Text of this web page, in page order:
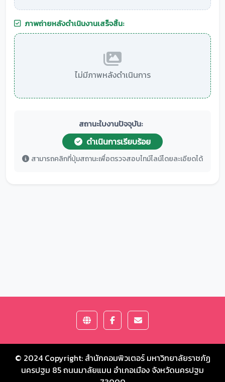
ภาพถ่ายหลังดำเนินงานเสร็จสิ้น:
ไม่มีภาพหลังดำเนินการ
สถานะใบงานปัจจุบัน:
ดำเนินการเรียบร้อย
สามารถคลิกที่ปุ่มสถานะเพื่อตรวจสอบไทม์ไลน์โดยละเอียดได้
© 2024 Copyright: สำนักคอมพิวเตอร์ มหาวิทยาลัยราชภัฏ
นครปฐม 85 ถนนมาลัยแมน อำเภอเมือง จังหวัดนครปฐม